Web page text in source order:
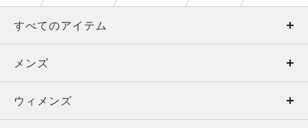
すべてのアイテム
メンズ
ウィメンズ
メンズ
トップス
ウィメンズ